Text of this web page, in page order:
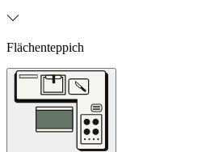
Flächenteppich